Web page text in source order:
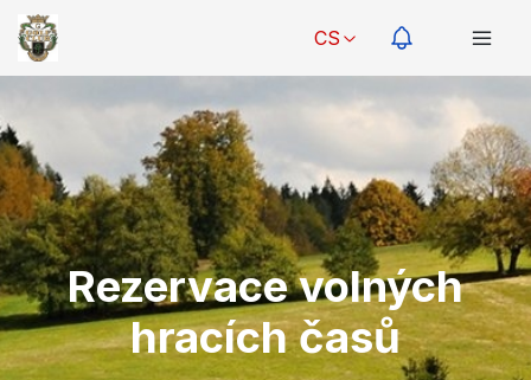
CS
Rezervace volných
hracích časů